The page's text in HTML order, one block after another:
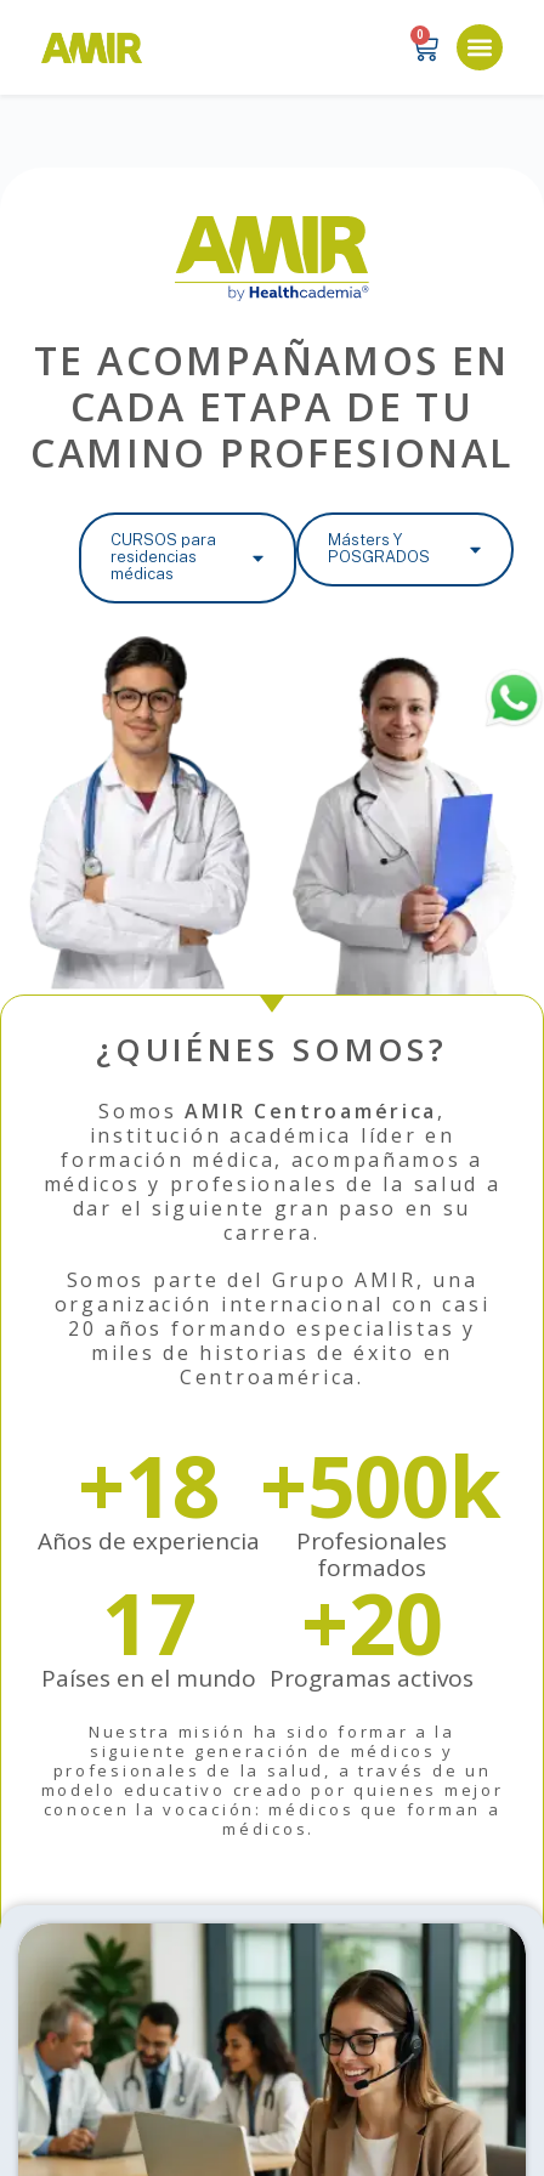
0
TE ACOMPAÑAMOS EN
CADA ETAPA DE TU
CAMINO PROFESIONAL
CURSOS para
residencias
médicas
Másters Y
POSGRADOS
¿QUIÉNES SOMOS?
SomosAMIR Centroamérica ,
institución académica líder en
formación médica, acompañamos a
médicos y profesionales de la salud a
dar el siguiente gran paso en su
carrera.
Somos parte del Grupo AMIR, una
organización internacional con casi
20 años formando especialistas y
miles de historias de éxito en
Centroamérica.
Años de experiencia
+18
Profesionales
formados
+500k
Países en el mundo
17 Programas activos
+20
Nuestra misión ha sido formar a la
siguiente generación de médicos y
profesionales de la salud, a través de un
modelo educativo creado por quienes mejor
conocen la vocación: médicos que forman a
médicos.